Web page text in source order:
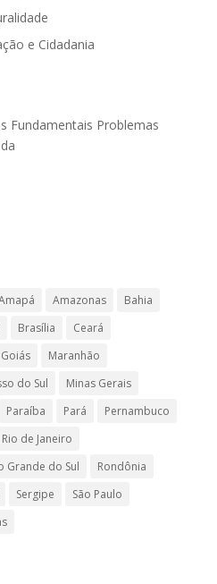
e Cidadania
Fundamentais Problemas
Amazonas
Bahia
Brasília
Ceará
Goiás
Maranhão
do Sul
Minas Gerais
Paraíba Pará
Pernambuco
Rio de Janeiro
Grande do Sul
Rondônia
Sergipe
São Paulo